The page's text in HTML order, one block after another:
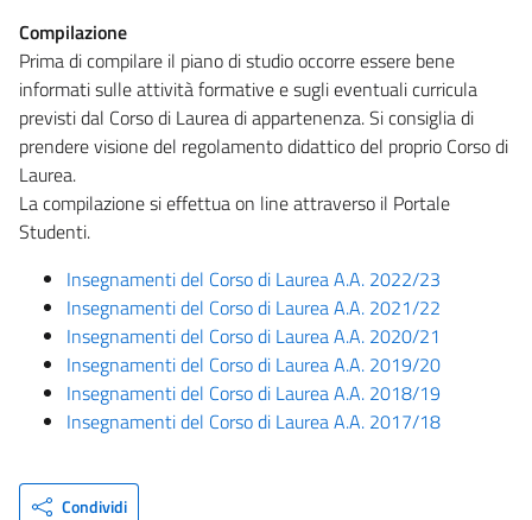
Compilazione
Prima di compilare il piano di studio occorre essere bene
informati sulle attività formative e sugli eventuali curricula
previsti dal Corso di Laurea di appartenenza. Si consiglia di
prendere visione del regolamento didattico del proprio Corso di
Laurea.
La compilazione si effettua on line attraverso il Portale
Studenti.
Insegnamenti del Corso di Laurea A.A. 2022/23
Insegnamenti del Corso di Laurea A.A. 2021/22
Insegnamenti del Corso di Laurea A.A. 2020/21
Insegnamenti del Corso di Laurea A.A. 2019/20
Insegnamenti del Corso di Laurea A.A. 2018/19
Insegnamenti del Corso di Laurea A.A. 2017/18
Condividi